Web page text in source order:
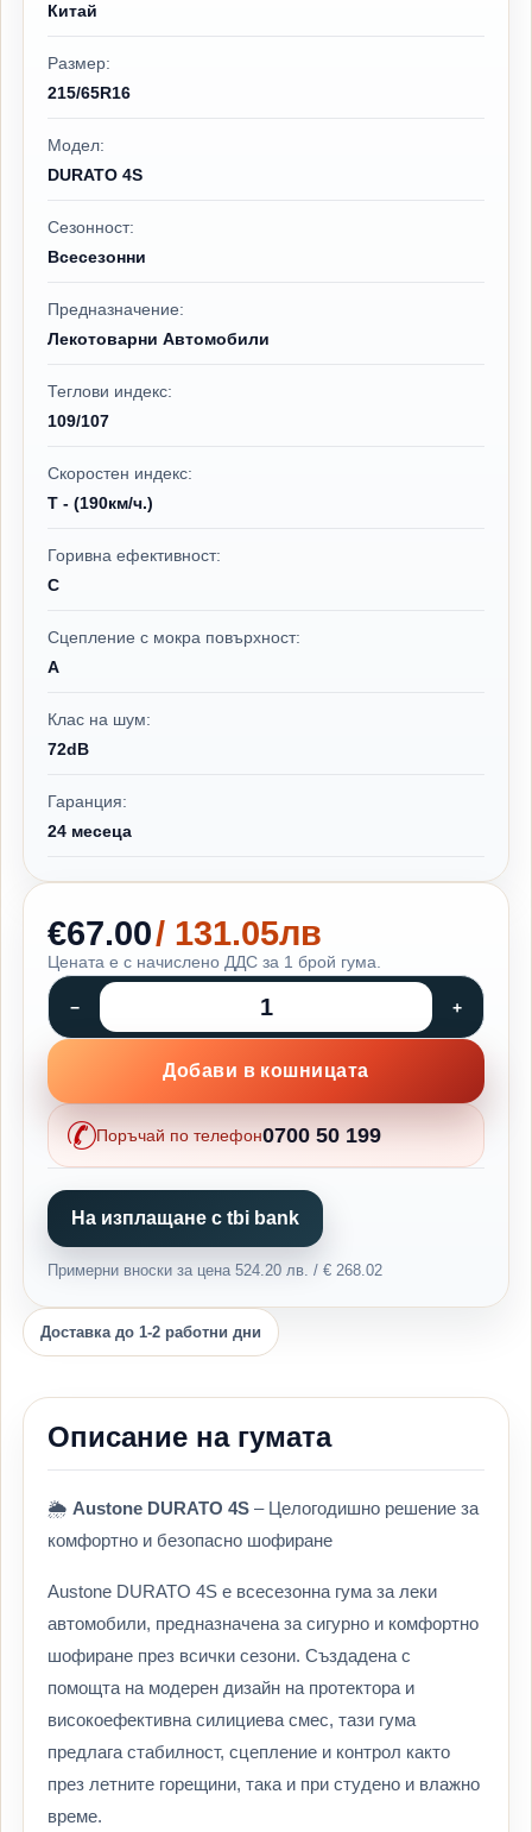
Китай
Размер:
215/65R16
Модел:
DURATO 4S
Сезонност:
Всесезонни
Предназначение:
Лекотоварни Автомобили
Теглови индекс:
109/107
Скоростен индекс:
T - (190км/ч.)
Горивна ефективност:
C
Сцепление с мокра повърхност:
A
Клас на шум:
72dB
Гаранция:
24 месеца
€67.00/ 131.05лв
Цената е с начислено ДДС за 1 брой гума.
Добави в кошницата
Поръчай по телефон0700 50 199
На изплащане с tbi bank
Примерни вноски за цена 524.20 лв. / € 268.02
Доставка до 1-2 работни дни
Описание на гумата
🌦️ Austone DURATO 4S – Целогодишно решение за
комфортно и безопасно шофиране
Austone DURATO 4S е всесезонна гума за леки
автомобили, предназначена за сигурно и комфортно
шофиране през всички сезони. Създадена с
помощта на модерен дизайн на протектора и
високоефективна силициева смес, тази гума
предлага стабилност, сцепление и контрол както
през летните горещини, така и при студено и влажно
време.